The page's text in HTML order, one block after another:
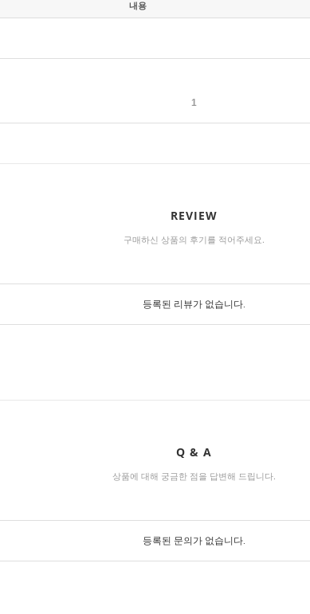
내용
1
REVIEW
구매하신 상품의 후기를 적어주세요.
등록된 리뷰가 없습니다.
Q & A
상품에 대해 궁금한 점을 답변해 드립니다.
등록된 문의가 없습니다.